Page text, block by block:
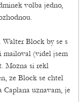
volba jedno,
Block by se s
mailoval (videl jsem
Mozna si rekl
ze Block se chtel
Caplana uznavam, je